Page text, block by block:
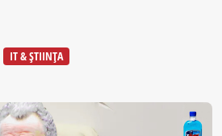
IT & ȘTIINȚA